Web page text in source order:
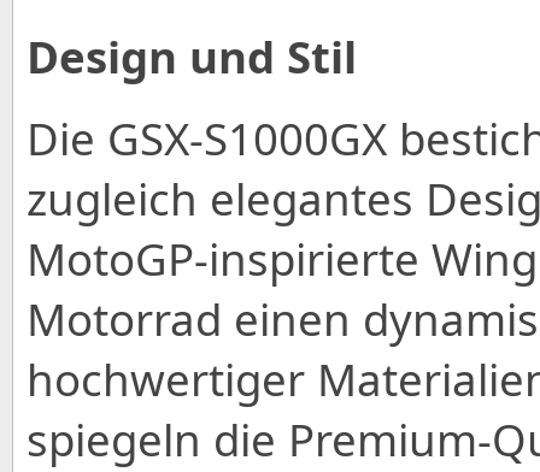
Design und Stil
Die GSX-S1000GX
zugleich elegantes
MotoGP-inspirierte
Motorrad einen
hochwertiger
spiegeln die Premium-